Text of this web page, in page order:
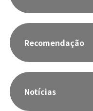
Recomendação
Notícias